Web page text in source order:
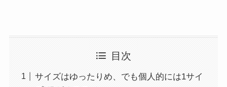
目次
サイズはゆったりめ、でも個人的には1サイ